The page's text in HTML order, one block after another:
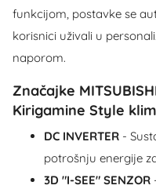
funkcijom, postavke se
korisnici uživali u
naporom.
Značajke
Kirigamine Style
DC INVERTER -
potrošnju energije
3D "I-SEE" SENZOR